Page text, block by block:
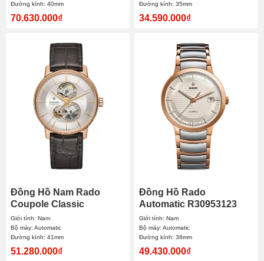
Đường kính: 40mm
70.630.000₫
Đường kính: 35mm
34.590.000₫
Đồng Hồ Nam Rado
Coupole Classic
Automatic R22895025
41mm
Giới tính: Nam
Bộ máy: Automatic
Đường kính: 41mm
51.280.000₫
Đồng Hồ Rado
Automatic R30953123
38mm Nam
Giới tính: Nam
Bộ máy: Automatic
Đường kính: 38mm
49.430.000₫